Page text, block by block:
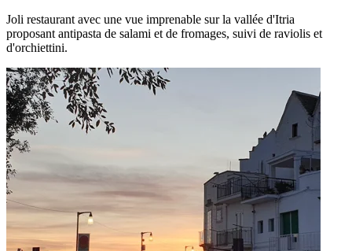
Joli restaurant avec une vue imprenable sur la vallée d'Itria
proposant antipasta de salami et de fromages, suivi de raviolis et
d'orchiettini.